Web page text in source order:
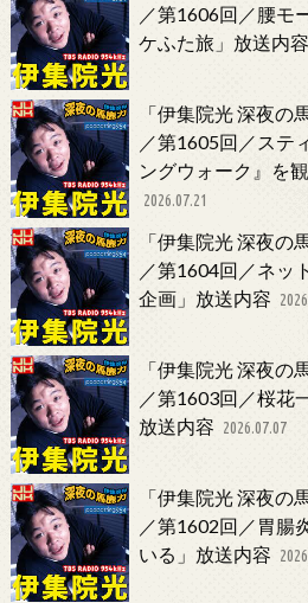
／第1606回／腰モ
ケふた旅」放送内容
「伊集院光 深夜の
／第1605回／ステ
ングウォーク』を
2026.07.21
「伊集院光 深夜の
／第1604回／ネッ
企画」放送内容
「伊集院光 深夜の
／第1603回／桜花
放送内容 2026.07.07
「伊集院光 深夜の
／第1602回／胃腸
いる」放送内容